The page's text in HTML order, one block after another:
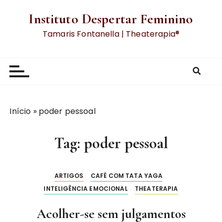
Instituto Despertar Feminino
Tamaris Fontanella | Theaterapia®
Início » poder pessoal
Tag: poder pessoal
ARTIGOS
CAFÉ COM TATA YAGA
INTELIGÊNCIA EMOCIONAL
THEATERAPIA
Acolher-se sem julgamentos